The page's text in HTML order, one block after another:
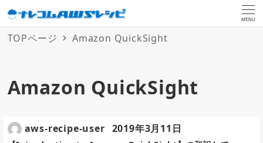
MENU
TOPページ Amazon QuickSight
Amazon QuickSight
aws-recipe-user 2019年3月11日